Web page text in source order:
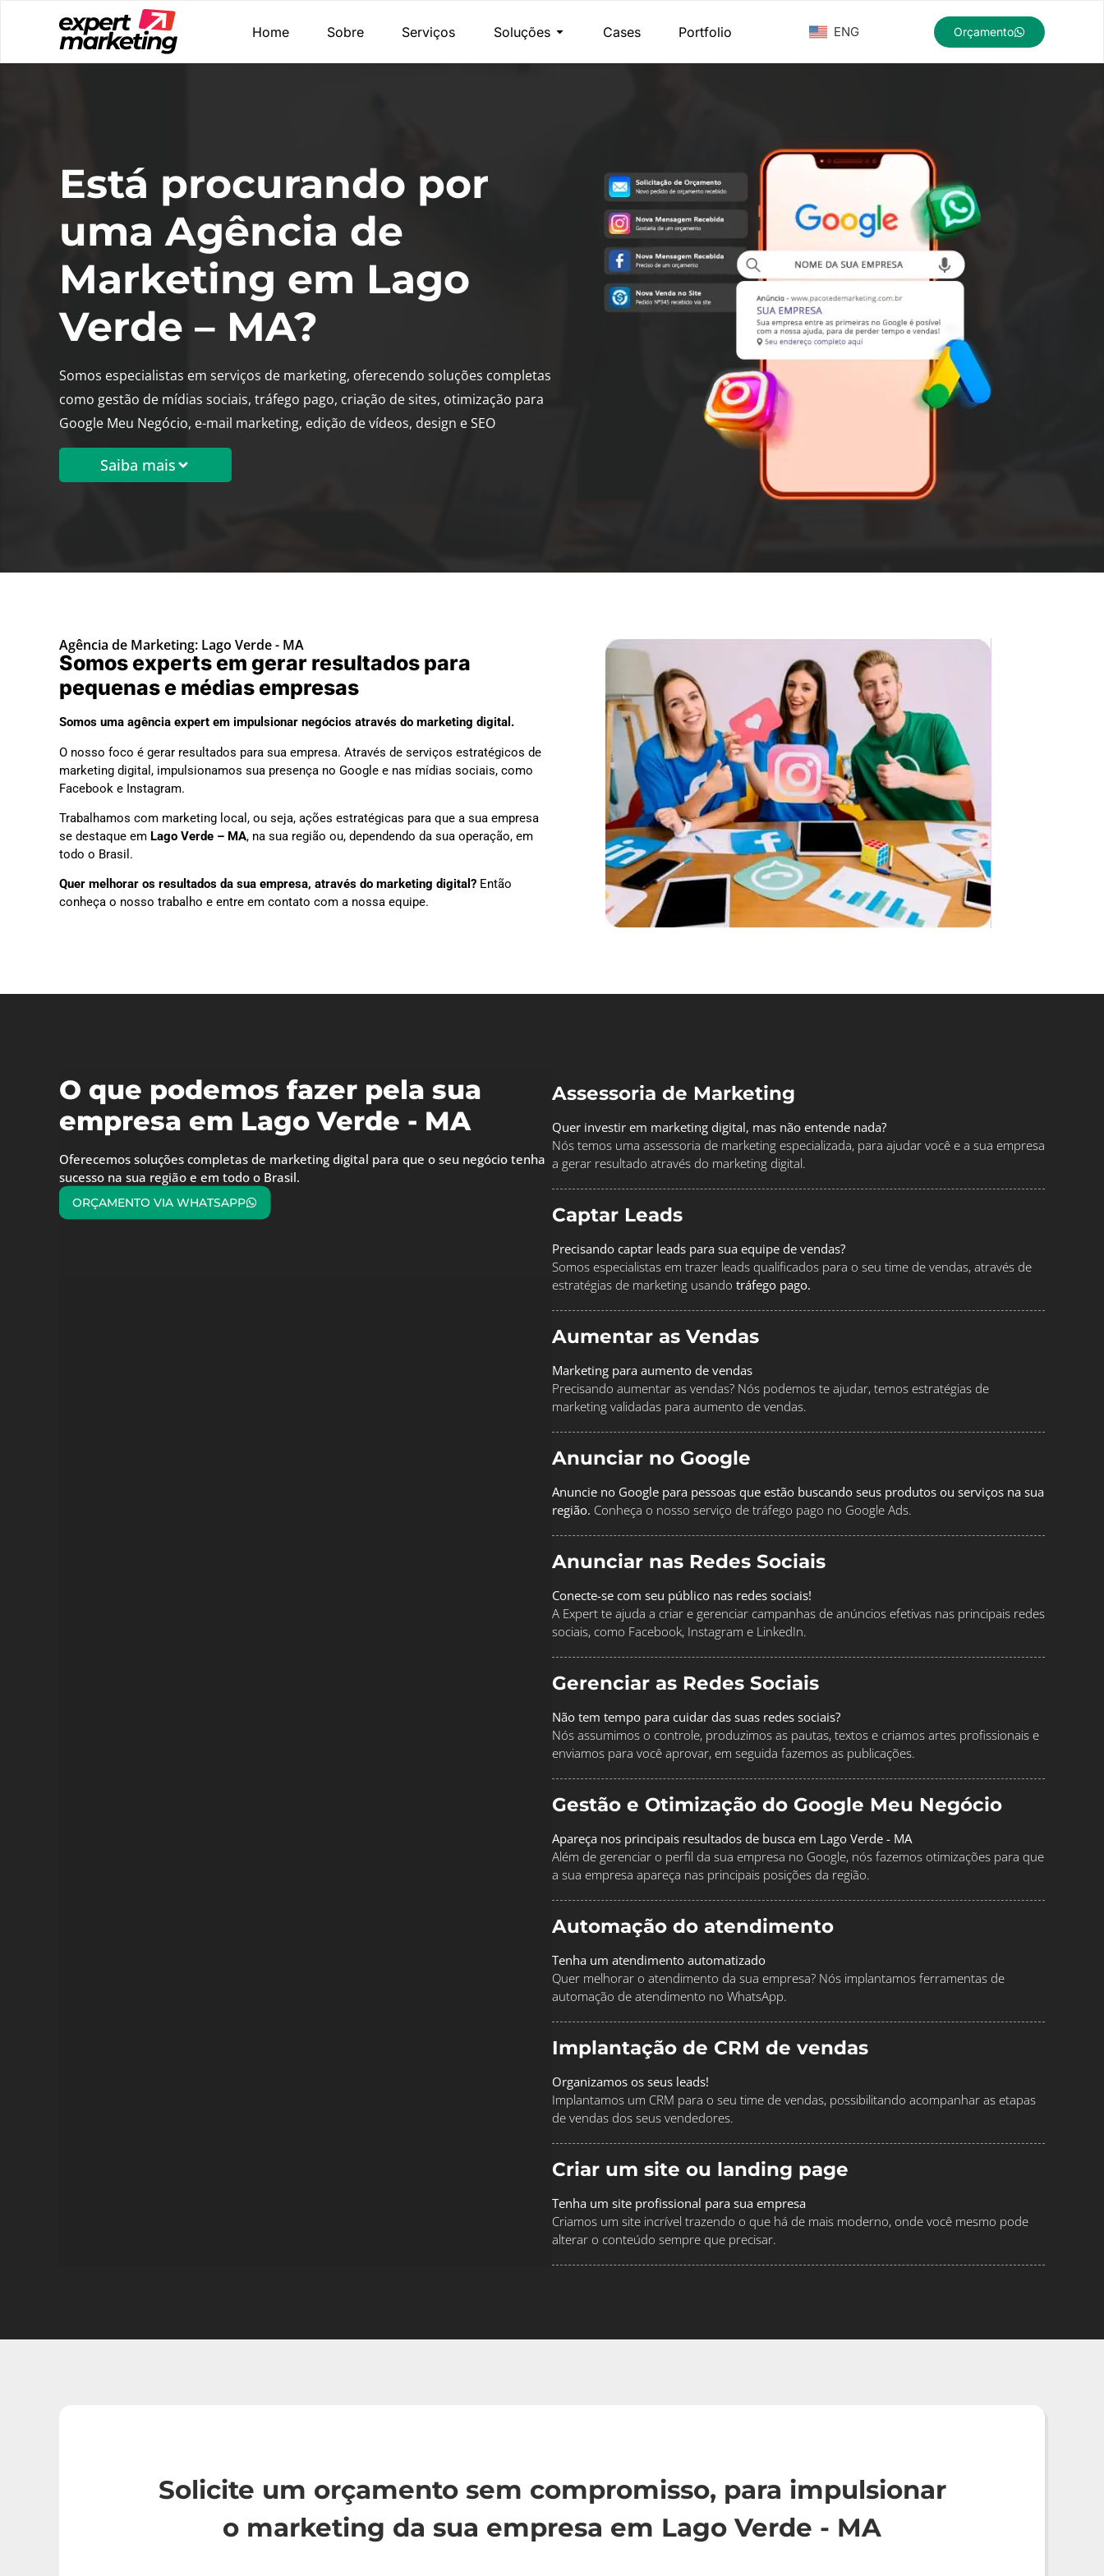
Home Sobre Serviços Soluções Cases Portfolio ENG Orçamento
Está procurando por
uma Agência de
Marketing em Lago
Verde – MA?
Somos especialistas em serviços de marketing, oferecendo soluções completas
como gestão de mídias sociais, tráfego pago, criação de sites, otimização para
Google Meu Negócio, e-mail marketing, edição de vídeos, design e SEO
Saiba mais
Agência de Marketing: Lago Verde - MA
Somos experts em gerar resultados para
pequenas e médias empresas
Somos uma agência expert em impulsionar negócios através do marketing digital.
O nosso foco é gerar resultados para sua empresa. Através de serviços estratégicos de
marketing digital, impulsionamos sua presença no Google e nas mídias sociais, como
Facebook e Instagram.
Trabalhamos com marketing local, ou seja, ações estratégicas para que a sua empresa
se destaque em Lago Verde – MA, na sua região ou, dependendo da sua operação, em
todo o Brasil.
Quer melhorar os resultados da sua empresa, através do marketing digital? Então
conheça o nosso trabalho e entre em contato com a nossa equipe.
O que podemos fazer pela sua
empresa em Lago Verde - MA
Oferecemos soluções completas de marketing digital para que o seu negócio tenha
sucesso na sua região e em todo o Brasil.
ORÇAMENTO VIA WHATSAPP
Assessoria de Marketing
Quer investir em marketing digital, mas não entende nada?
Nós temos uma assessoria de marketing especializada, para ajudar você e a sua empresa
a gerar resultado através do marketing digital.
Captar Leads
Precisando captar leads para sua equipe de vendas?
Somos especialistas em trazer leads qualificados para o seu time de vendas, através de
estratégias de marketing usando tráfego pago.
Aumentar as Vendas
Marketing para aumento de vendas
Precisando aumentar as vendas? Nós podemos te ajudar, temos estratégias de
marketing validadas para aumento de vendas.
Anunciar no Google
Anuncie no Google para pessoas que estão buscando seus produtos ou serviços na sua
região. Conheça o nosso serviço de tráfego pago no Google Ads.
Anunciar nas Redes Sociais
Conecte-se com seu público nas redes sociais!
A Expert te ajuda a criar e gerenciar campanhas de anúncios efetivas nas principais redes
sociais, como Facebook, Instagram e LinkedIn.
Gerenciar as Redes Sociais
Não tem tempo para cuidar das suas redes sociais?
Nós assumimos o controle, produzimos as pautas, textos e criamos artes profissionais e
enviamos para você aprovar, em seguida fazemos as publicações.
Gestão e Otimização do Google Meu Negócio
Apareça nos principais resultados de busca em Lago Verde - MA
Além de gerenciar o perfil da sua empresa no Google, nós fazemos otimizações para que
a sua empresa apareça nas principais posições da região.
Automação do atendimento
Tenha um atendimento automatizado
Quer melhorar o atendimento da sua empresa? Nós implantamos ferramentas de
automação de atendimento no WhatsApp.
Implantação de CRM de vendas
Organizamos os seus leads!
Implantamos um CRM para o seu time de vendas, possibilitando acompanhar as etapas
de vendas dos seus vendedores.
Criar um site ou landing page
Tenha um site profissional para sua empresa
Criamos um site incrível trazendo o que há de mais moderno, onde você mesmo pode
alterar o conteúdo sempre que precisar.
Solicite um orçamento sem compromisso, para impulsionar
o marketing da sua empresa em Lago Verde - MA